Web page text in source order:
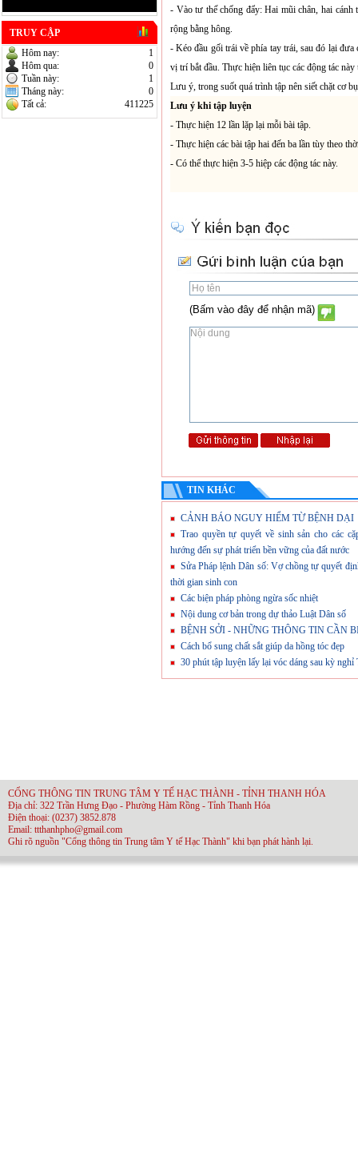
TRUY CẬP
Hôm nay:
1
Hôm qua:
0
Tuần này:
1
Tháng này:
0
Tất cả:
411225
- Vào tư thế chống đẩy: Hai mũi chân, hai cánh
rộng bằng hông.
- Kéo đầu gối trái về phía tay trái, sau đó lại
vị trí bắt đầu. Thực hiện liên tục các động tác
Lưu ý, trong suốt quá trình tập nên siết chặt cơ
Lưu ý khi tập luyện
- Thực hiện 12 lần lặp lại mỗi bài tập.
- Thực hiện các bài tập hai đến ba lần tùy theo
- Có thể thực hiện 3-5 hiệp các động tác này.
(Bấm vào đây để nhận mã)
TIN KHÁC
CẢNH BÁO NGUY HIỂM TỪ BỆNH DẠI
Trao quyền tự quyết về sinh sản cho các
hướng đến sự phát triển bền vững của đất nước
Sửa Pháp lệnh Dân số: Vợ chồng tự quyết
thời gian sinh con
Các biện pháp phòng ngừa sốc nhiệt
Nội dung cơ bản trong dự thảo Luật Dân số
BỆNH SỞI - NHỮNG THÔNG TIN CẦN
Cách bổ sung chất sắt giúp da hồng tóc đẹp
30 phút tập luyện lấy lại vóc dáng sau kỳ nghỉ
CỔNG THÔNG TIN TRUNG TÂM Y TẾ HẠC THÀNH - TỈNH THANH HÓA
Địa chỉ: 322 Trần Hưng Đạo - Phường Hàm Rồng - Tỉnh Thanh Hóa
Điện thoại: (0237) 3852.878
Email: ttthanhpho@gmail.com
Ghi rõ nguồn "Cổng thông tin Trung tâm Y tế Hạc Thành" khi bạn phát hành lại.